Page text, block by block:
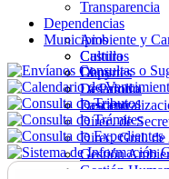
Transparencia
Dependencias
Ambiente y
Cultura
Deportes
Desarrollo
Direc. de
Direc. Gral.
Gestión
Gestión
Municipios
Castillos
Chuy
La Paloma
Lascano